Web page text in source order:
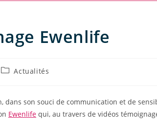
Ewenlife
PostActualités
dans son souci de communication et de
Ewenlife qui, au travers de vidéos